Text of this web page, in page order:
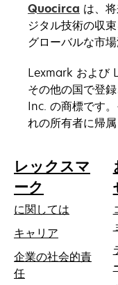
Quocirca は、
ジタル技術の収
グローバルな市
Lexmark および
その他の国で登
Inc. の商標です
れの所有者に帰属
レックスマ
ーク
に関しては
キャリア
企業の社会的責
任新